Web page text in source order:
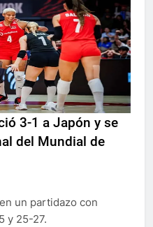
3-1 a Japón y se
del Mundial de
un partidazo con
y 25-27.